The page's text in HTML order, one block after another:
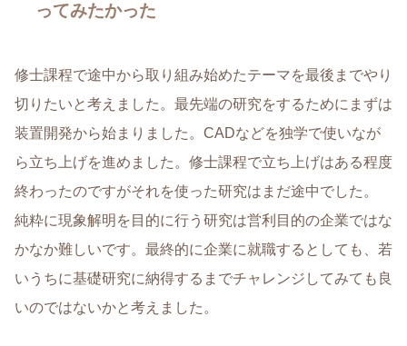
ってみたかった
修士課程で途中から取り組み始めたテーマを最後までやり
切りたいと考えました。最先端の研究をするためにまずは
装置開発から始まりました。CADなどを独学で使いなが
ら立ち上げを進めました。修士課程で立ち上げはある程度
終わったのですがそれを使った研究はまだ途中でした。
純粋に現象解明を目的に行う研究は営利目的の企業ではな
かなか難しいです。最終的に企業に就職するとしても、若
いうちに基礎研究に納得するまでチャレンジしてみても良
いのではないかと考えました。